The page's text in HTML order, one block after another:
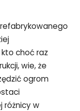
choć raz
wie, że
ogrom
różnicy w